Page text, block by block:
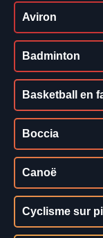
Aviron
Badminton
Basketball en
Boccia
Canoë
Cyclisme sur